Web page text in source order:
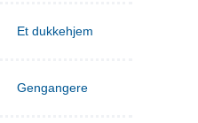
Et dukkehjem
Gengangere